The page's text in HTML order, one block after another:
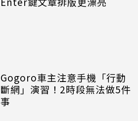
Gogoro車主注意手機「行動
斷網」演習！2時段無法做5件
事